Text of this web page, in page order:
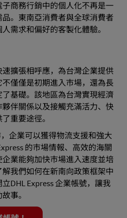
商務行銷中的個人化不再是一
。東南亞消費者與全球消費者
需求和偏好的客製化體驗。
擴張相呼應，為台灣企業提供
僅僅是初期進入市場，還為長
基礎。該地區為台灣實現經濟
伴關係以及接觸充滿活力、快
重要途徑。
企業可以獲得物流支援和強大
的市場情報、高效的海關
業能夠加快市場進入速度並培
我們如何在新南向政策框架中
DHL Express 企業帳號，讓我
事。